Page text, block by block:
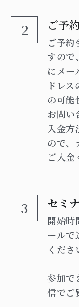
2 ご予
ご予約
すので
にメー
ドレ
の可能
お問い
入金方
ので、
ご入金
3 セミ
開始時
ールで
くださ
参加で
信でご